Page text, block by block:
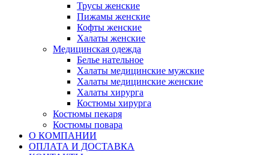
Трусы женские
Пижамы женские
Кофты женские
Халаты женские
Медицинская одежда
Белье нательное
Халаты медицинские мужские
Халаты медицинские женские
Халаты хирурга
Костюмы хирурга
Костюмы пекаря
Костюмы повара
О КОМПАНИИ
ОПЛАТА И ДОСТАВКА